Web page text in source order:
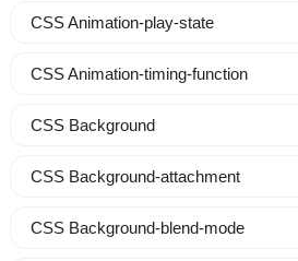
CSS Animation-play-state
CSS Animation-timing-function
CSS Background
CSS Background-attachment
CSS Background-blend-mode